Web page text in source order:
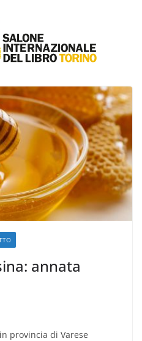
annata
in provincia di Varese